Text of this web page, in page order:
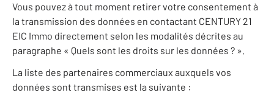
Vous pouvez à tout moment retirer votre consentement à
la transmission des données en contactant CENTURY 21
EIC Immo directement selon les modalités décrites au
paragraphe « Quels sont les droits sur les données ? ».
La liste des partenaires commerciaux auxquels vos
données sont transmises est la suivante :